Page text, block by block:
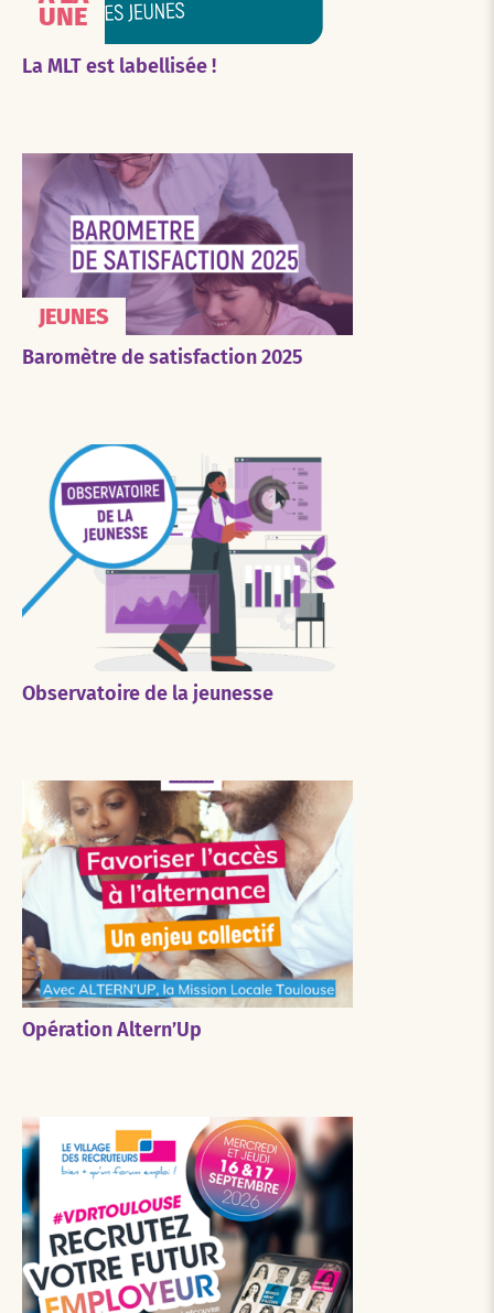
UNE
La MLT est labellisée !
JEUNES
Baromètre de satisfaction 2025
Observatoire de la jeunesse
Opération Altern’Up